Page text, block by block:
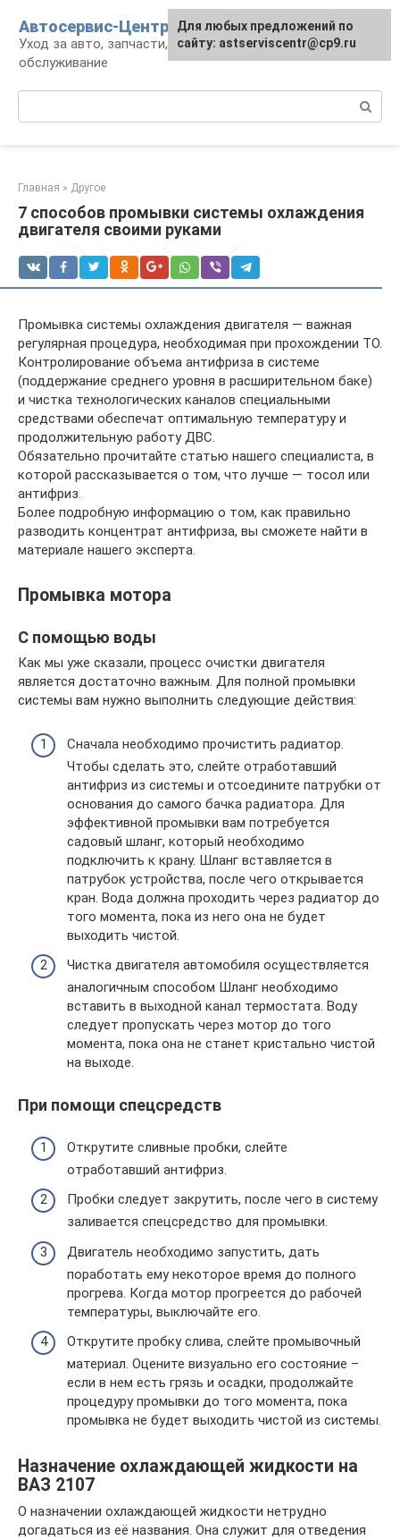
контенту
Автосервис-Центр
Уход за авто, запчасти, ремонт и
обслуживание
Главная » Другое
7 способов промывки системы охлаждения
двигателя своими руками
Промывка системы охлаждения двигателя — важная
регулярная процедура, необходимая при прохождении ТО.
Контролирование объема антифриза в системе
(поддержание среднего уровня в расширительном баке)
и чистка технологических каналов специальными
средствами обеспечат оптимальную температуру и
продолжительную работу ДВС.
Обязательно прочитайте статью нашего специалиста, в
которой рассказывается о том, что лучше — тосол или
антифриз.
Более подробную информацию о том, как правильно
разводить концентрат антифриза, вы сможете найти в
материале нашего эксперта.
Промывка мотора
С помощью воды
Как мы уже сказали, процесс очистки двигателя
является достаточно важным. Для полной промывки
системы вам нужно выполнить следующие действия:
Сначала необходимо прочистить радиатор.
Чтобы сделать это, слейте отработавший
антифриз из системы и отсоедините патрубки от
основания до самого бачка радиатора. Для
эффективной промывки вам потребуется
садовый шланг, который необходимо
подключить к крану. Шланг вставляется в
патрубок устройства, после чего открывается
кран. Вода должна проходить через радиатор до
того момента, пока из него она не будет
выходить чистой.
Чистка двигателя автомобиля осуществляется
аналогичным способом Шланг необходимо
вставить в выходной канал термостата. Воду
следует пропускать через мотор до того
момента, пока она не станет кристально чистой
на выходе.
При помощи спецсредств
Открутите сливные пробки, слейте
отработавший антифриз.
Пробки следует закрутить, после чего в систему
заливается спецсредство для промывки.
Двигатель необходимо запустить, дать
поработать ему некоторое время до полного
прогрева. Когда мотор прогреется до рабочей
температуры, выключайте его.
Открутите пробку слива, слейте промывочный
материал. Оцените визуально его состояние –
если в нем есть грязь и осадки, продолжайте
процедуру промывки до того момента, пока
промывка не будет выходить чистой из системы.
Назначение охлаждающей жидкости на
ВАЗ 2107
О назначении охлаждающей жидкости нетрудно
догадаться из её названия. Она служит для отведения
Для любых предложений по
сайту: astserviscentr@cp9.ru